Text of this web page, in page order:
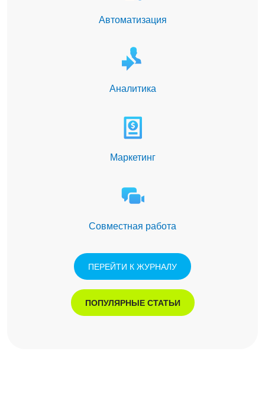
Автоматизация
Аналитика
Маркетинг
Совместная работа
ПЕРЕЙТИ К ЖУРНАЛУ
ПОПУЛЯРНЫЕ СТАТЬИ